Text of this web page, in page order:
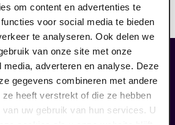
om content en advertenties te
voor social media te bieden
te analyseren. Ook delen we
van onze site met onze
adverteren en analyse. Deze
gegevens combineren met andere
ze heeft verstrekt of die ze hebben
uw gebruik van hun services. U
compleet